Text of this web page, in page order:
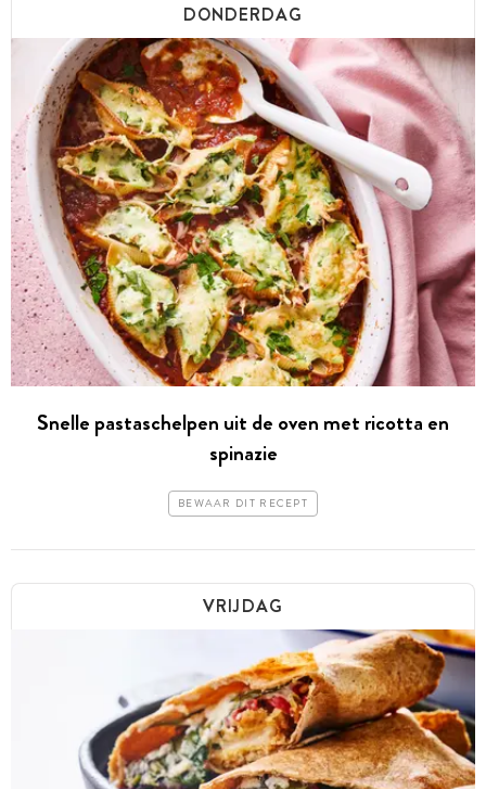
DONDERDAG
Snelle pastaschelpen uit de oven met ricotta en
spinazie
BEWAAR DIT RECEPT
VRIJDAG